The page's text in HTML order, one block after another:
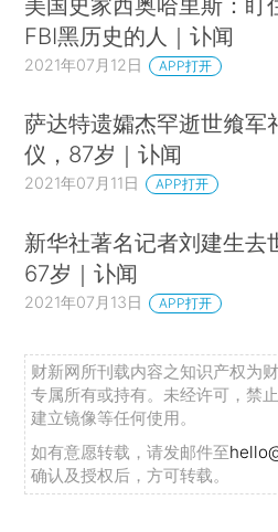
FBI黑历史的人｜讣闻
2021年07月12日 APP打开
萨达特遗孀杰罕逝世飨军
仪，87岁｜讣闻
2021年07月11日 APP打开
新华社著名记者刘建生去
67岁｜讣闻
2021年07月13日 APP打开
财新网所刊载内容之知识产权为
专属所有或持有。未经许可，禁
建立镜像等任何使用。
如有意愿转载，请发邮件至
确认及授权后，方可转载。